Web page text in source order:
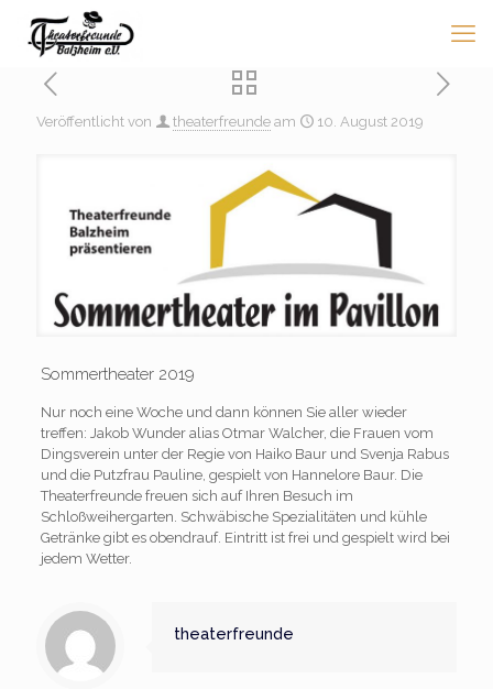
Veröffentlicht von theaterfreunde am 10. August 2019
Sommertheater 2019
Nur noch eine Woche und dann können Sie aller wieder
treffen: Jakob Wunder alias Otmar Walcher, die Frauen vom
Dingsverein unter der Regie von Haiko Baur und Svenja Rabus
und die Putzfrau Pauline, gespielt von Hannelore Baur. Die
Theaterfreunde freuen sich auf Ihren Besuch im
Schloßweihergarten. Schwäbische Spezialitäten und kühle
Getränke gibt es obendrauf. Eintritt ist frei und gespielt wird bei
jedem Wetter.
theaterfreunde